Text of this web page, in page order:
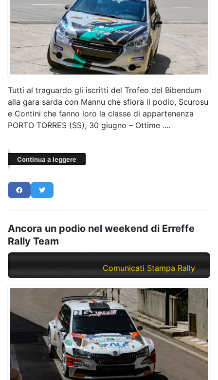
Tutti al traguardo gli iscritti del Trofeo del Bibendum
alla gara sarda con Mannu che sfiora il podio, Scurosu
e Contini che fanno loro la classe di appartenenza
PORTO TORRES (SS), 30 giugno – Ottime ....
Continua a leggere
Ancora un podio nel weekend di Erreffe
Rally Team
Giovedì, 04 Luglio 2024 Comunicati Stampa Rally